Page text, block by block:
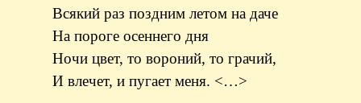
Всякий раз поздним летом на даче
На пороге осеннего дня
Ночи цвет, то вороний, то грачий,
И влечет, и пугает меня. <…>